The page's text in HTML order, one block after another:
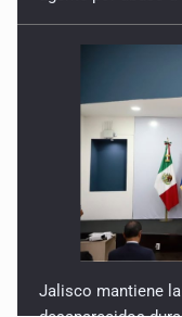
Jalisco mantiene
desaparecidos